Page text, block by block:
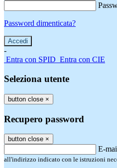
Password dimenticata?
-
Entra con SPID Entra con CIE
Seleziona utente
button close ×
Recupero password
button close ×
E-
all'indirizzo indicato con le istruzioni